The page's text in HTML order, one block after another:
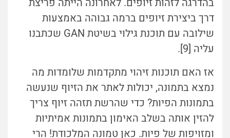
דרך ביצירת זיופים ברמה גבוהה באמצעות
שילובה עם תוכנת גילוי בשיטת GAN שכתבנו
עליה [9].
אז האם תוכנות זיהוי מתקדמות שלומדות מה
נמצא בתמונה, יכולות לאתר את הזיוף שנעשה
בתמונות הפיות? כדי שהרשת תזהה זיוף צריך
להזין אותה בשלב האימון בתמונות אמיתיות
ומזויפות של פיות. כאן טמונה המלכודת! הרי